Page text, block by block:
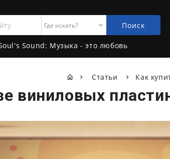
Поиск
Sound: Музыка - это любовь
Статьи Как
виниловых